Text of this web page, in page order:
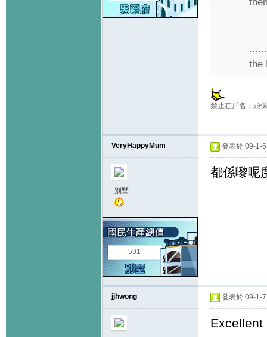
the
禁止在戶名，頭
VeryHappyMum
別墅
591
發表於 09-1-
都係嚟呢
jjhwong 發表於 09-1-
Excellent